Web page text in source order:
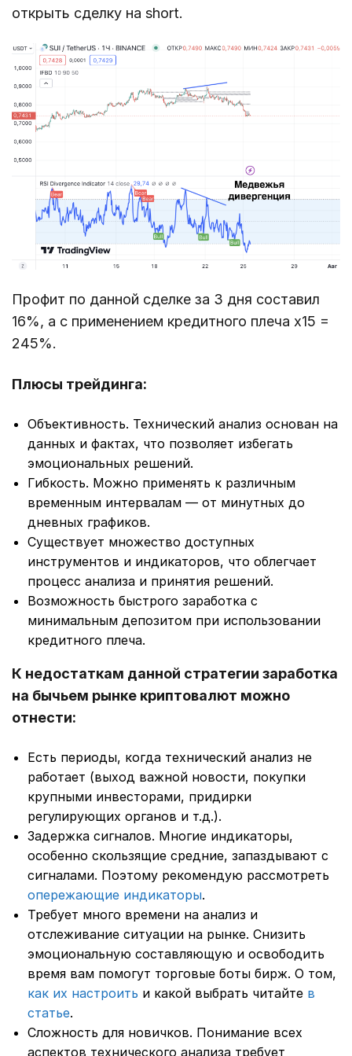
открыть сделку на short.
Профит по данной сделке за 3 дня составил
16%, а с применением кредитного плеча х15 =
245%.
Плюсы трейдинга:
Объективность. Технический анализ основан на
данных и фактах, что позволяет избегать
эмоциональных решений.
Гибкость. Можно применять к различным
временным интервалам — от минутных до
дневных графиков.
Существует множество доступных
инструментов и индикаторов, что облегчает
процесс анализа и принятия решений.
Возможность быстрого заработка с
минимальным депозитом при использовании
кредитного плеча.
К недостаткам данной стратегии заработка
на бычьем рынке криптовалют можно
отнести:
Есть периоды, когда технический анализ не
работает (выход важной новости, покупки
крупными инвесторами, придирки
регулирующих органов и т.д.).
Задержка сигналов. Многие индикаторы,
особенно скользящие средние, запаздывают с
сигналами. Поэтому рекомендую рассмотреть
опережающие индикаторы.
Требует много времени на анализ и
отслеживание ситуации на рынке. Снизить
эмоциональную составляющую и освободить
время вам помогут торговые боты бирж. О том,
как их настроить и какой выбрать читайте в
статье.
Сложность для новичков. Понимание всех
аспектов технического анализа требует